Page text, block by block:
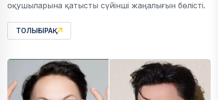
оқушыларына қатысты сүйінші жаңалығын бөлісті.
ТОЛЫҒЫРАҚ